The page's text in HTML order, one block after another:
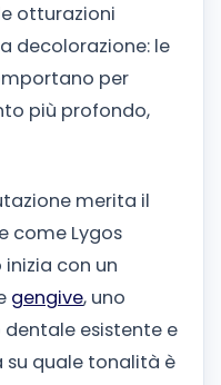
otturazioni
decolorazione: le
per
più profondo,
merita il
come Lygos
con un
gengive, uno
esistente e
su quale tonalità è